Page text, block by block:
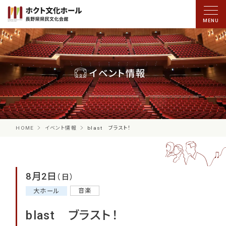
イベント情報
HOME イベント情報 blast ブラスト！
8月2日 （日）
大ホール 音楽
blast ブラスト！